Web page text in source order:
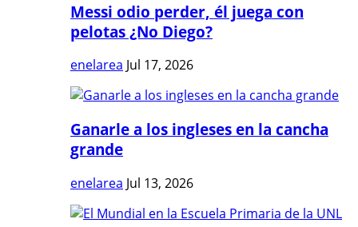
Messi odio perder, él juega con
pelotas ¿No Diego?
enelarea Jul 17, 2026
Ganarle a los ingleses en la cancha
grande
enelarea Jul 13, 2026